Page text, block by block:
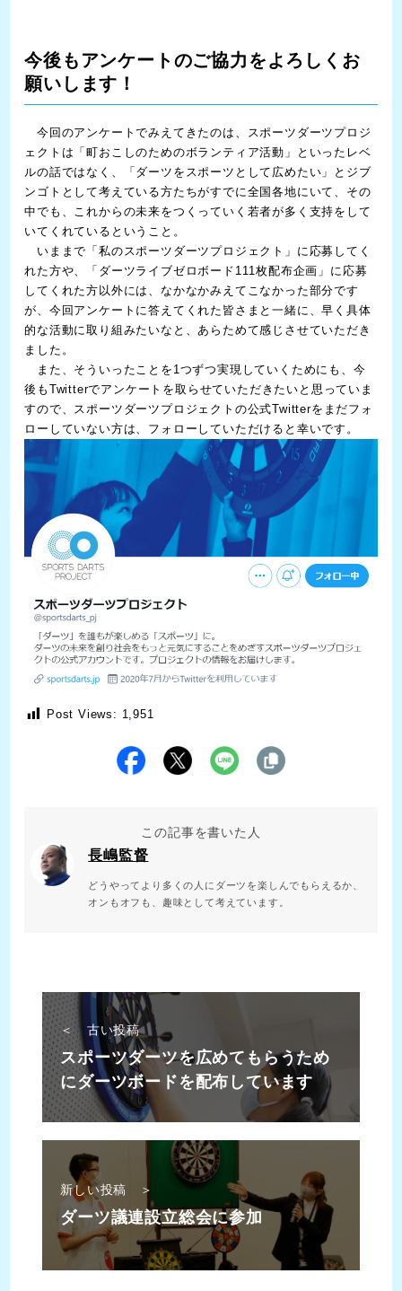
今後もアンケートのご協力をよろしくお
願いします！
今回のアンケートでみえてきたのは、スポーツダーツプロジ
ェクトは「町おこしのためのボランティア活動」といったレベ
ルの話ではなく、「ダーツをスポーツとして広めたい」とジブ
ンゴトとして考えている方たちがすでに全国各地にいて、その
中でも、これからの未来をつくっていく若者が多く支持をして
いてくれているということ。
いままで「私のスポーツダーツプロジェクト 」に応募してく
れた方や、「 ダーツライブゼロボード111枚配布企画 」に応募
してくれた方以外には、なかなかみえてこなかった部分です
が、今回アンケートに答えてくれた皆さまと一緒に、早く具体
的な活動に取り組みたいなと、あらためて感じさせていただき
ました。
また、そういったことを1つずつ実現していくためにも、今
後もTwitterでアンケートを取らせていただきたいと思っていま
すので、
スポーツダーツプロジェクトの公式Twitterをまだフォ
ローしていない方は、フォローしていただけると幸いです。
Post Views: 1,951
この記事を書いた人
長嶋監督
どうやってより多くの人にダーツを楽しんでもらえるか、
オンもオフも、趣味として考えています。
＜ 古い投稿
スポーツダーツを広めてもらうため
にダーツボードを配布しています
新しい投稿 ＞
ダーツ議連設立総会に参加